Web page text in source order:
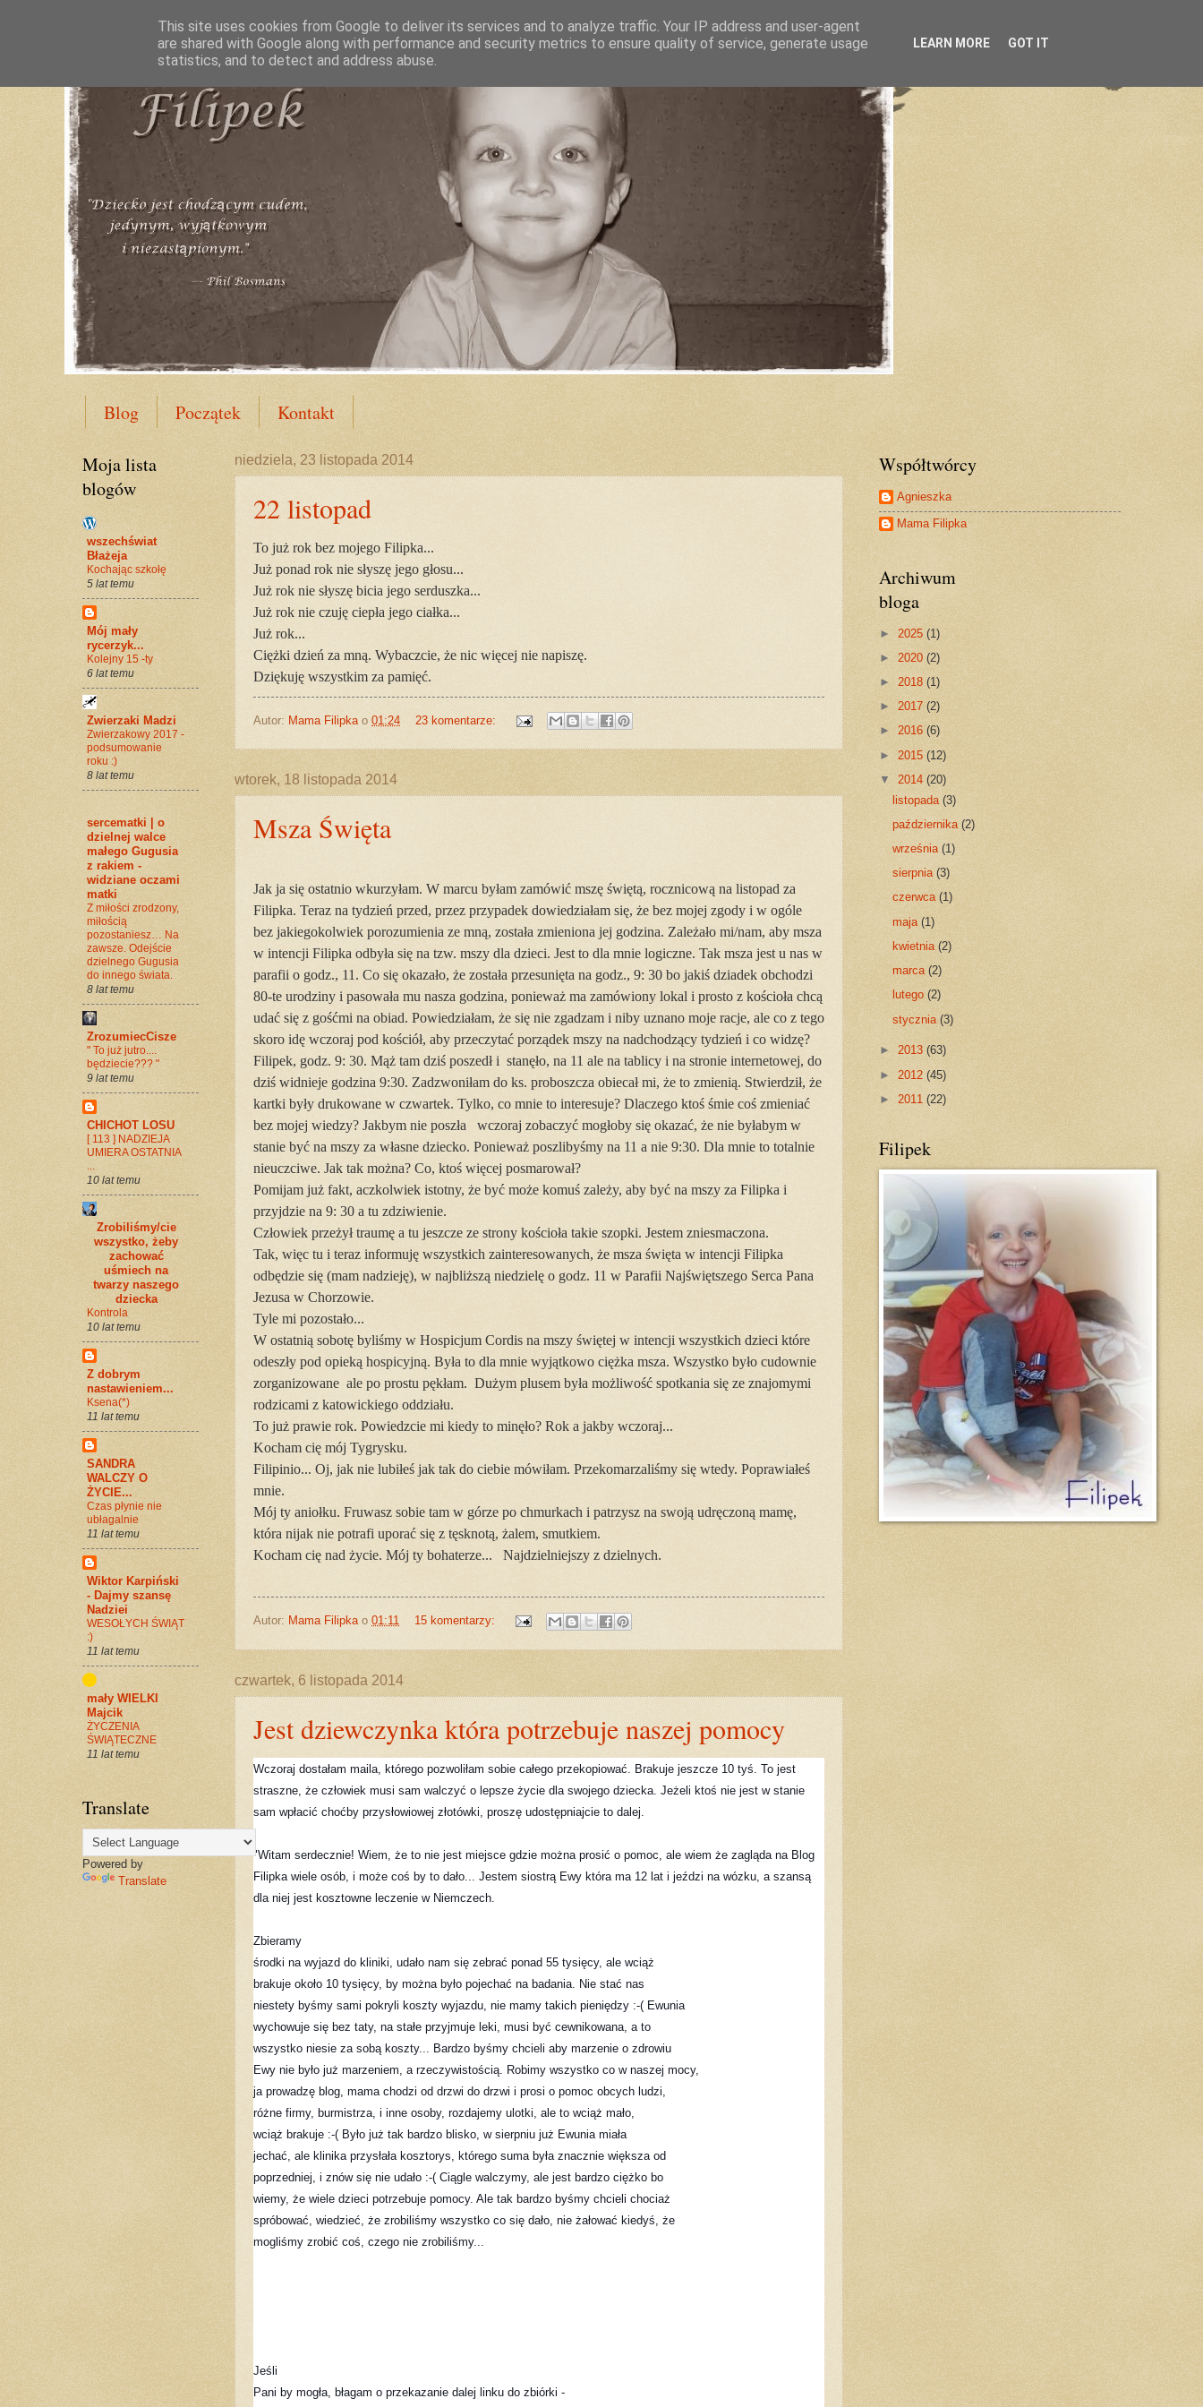
Blog Początek Kontakt
niedziela, 23 listopada 2014
22 listopad
To już rok bez mojego Filipka...
Już ponad rok nie słyszę jego głosu...
Już rok nie słyszę bicia jego serduszka...
Już rok nie czuję ciepła jego ciałka...
Już rok...
Ciężki dzień za mną. Wybaczcie, że nic więcej nie napiszę.
Dziękuję wszystkim za pamięć.
Autor: Mama Filipka o 01:24 23 komentarze:
wtorek, 18 listopada 2014
Msza Święta
Jak ja się ostatnio wkurzyłam. W marcu byłam zamówić mszę świętą, rocznicową na listopad za
Filipka. Teraz na tydzień przed, przez przypadek dowiedziałam się, że bez mojej zgody i w ogóle
bez jakiegokolwiek porozumienia ze mną, została zmieniona jej godzina. Zależało mi/nam, aby msza
w intencji Filipka odbyła się na tzw. mszy dla dzieci. Jest to dla mnie logiczne. Tak msza jest u nas w
parafii o godz., 11. Co się okazało, że została przesunięta na godz., 9: 30 bo jakiś dziadek obchodzi
80-te urodziny i pasowała mu nasza godzina, ponieważ ma zamówiony lokal i prosto z kościoła chcą
udać się z gośćmi na obiad. Powiedziałam, że się nie zgadzam i niby uznano moje racje, ale co z tego
skoro idę wczoraj pod kościół, aby przeczytać porządek mszy na nadchodzący tydzień i co widzę?
Filipek, godz. 9: 30. Mąż tam dziś poszedł i stanęło, na 11 ale na tablicy i na stronie internetowej, do
dziś widnieje godzina 9:30. Zadzwoniłam do ks. proboszcza obiecał mi, że to zmienią. Stwierdził, że
kartki były drukowane w czwartek. Tylko, co mnie to interesuje? Dlaczego ktoś śmie coś zmieniać
bez mojej wiedzy? Jakbym nie poszła wczoraj zobaczyć mogłoby się okazać, że nie byłabym w
stanie być na mszy za własne dziecko. Ponieważ poszlibyśmy na 11 a nie 9:30. Dla mnie to totalnie
nieuczciwe. Jak tak można? Co, ktoś więcej posmarował?
Pomijam już fakt, aczkolwiek istotny, że być może komuś zależy, aby być na mszy za Filipka i
przyjdzie na 9: 30 a tu zdziwienie.
Człowiek przeżył traumę a tu jeszcze ze strony kościoła takie szopki. Jestem zniesmaczona.
Tak, więc tu i teraz informuję wszystkich zainteresowanych, że msza święta w intencji Filipka
odbędzie się (mam nadzieję), w najbliższą niedzielę o godz. 11 w Parafii Najświętszego Serca Pana
Jezusa w Chorzowie.
Tyle mi pozostało...
W ostatnią sobotę byliśmy w Hospicjum Cordis na mszy świętej w intencji wszystkich dzieci które
odeszły pod opieką hospicyjną. Była to dla mnie wyjątkowo ciężka msza. Wszystko było cudownie
zorganizowane ale po prostu pękłam. Dużym plusem była możliwość spotkania się ze znajomymi
rodzicami z katowickiego oddziału.
To już prawie rok. Powiedzcie mi kiedy to minęło? Rok a jakby wczoraj...
Kocham cię mój Tygrysku.
Filipinio... Oj, jak nie lubiłeś jak tak do ciebie mówiłam. Przekomarzaliśmy się wtedy. Poprawiałeś
mnie.
Mój ty aniołku. Fruwasz sobie tam w górze po chmurkach i patrzysz na swoją udręczoną mamę,
która nijak nie potrafi uporać się z tęsknotą, żalem, smutkiem.
Kocham cię nad życie. Mój ty bohaterze... Najdzielniejszy z dzielnych.
Autor: Mama Filipka o 01:11 15 komentarzy:
czwartek, 6 listopada 2014
Jest dziewczynka która potrzebuje naszej pomocy
Wczoraj dostałam maila, którego pozwoliłam sobie całego przekopiować. Brakuje jeszcze 10 tyś. To jest
straszne, że człowiek musi sam walczyć o lepsze życie dla swojego dziecka. Jeżeli ktoś nie jest w stanie
sam wpłacić choćby przysłowiowej złotówki, proszę udostępniajcie to dalej.
"Witam serdecznie! Wiem, że to nie jest miejsce gdzie można prosić o pomoc, ale wiem że zagląda na Blog
Filipka wiele osób, i może coś by to dało... Jestem siostrą Ewy która ma 12 lat i jeździ na wózku, a szansą
dla niej jest kosztowne leczenie w Niemczech.
Zbieramy
środki na wyjazd do kliniki, udało nam się zebrać ponad 55 tysięcy, ale wciąż
brakuje około 10 tysięcy, by można było pojechać na badania. Nie stać nas
niestety byśmy sami pokryli koszty wyjazdu, nie mamy takich pieniędzy :-( Ewunia
wychowuje się bez taty, na stałe przyjmuje leki, musi być cewnikowana, a to
wszystko niesie za sobą koszty... Bardzo byśmy chcieli aby marzenie o zdrowiu
Ewy nie było już marzeniem, a rzeczywistością. Robimy wszystko co w naszej mocy,
ja prowadzę blog, mama chodzi od drzwi do drzwi i prosi o pomoc obcych ludzi,
różne firmy, burmistrza, i inne osoby, rozdajemy ulotki, ale to wciąż mało,
wciąż brakuje :-( Było już tak bardzo blisko, w sierpniu już Ewunia miała
jechać, ale klinika przysłała kosztorys, którego suma była znacznie większa od
poprzedniej, i znów się nie udało :-( Ciągle walczymy, ale jest bardzo ciężko bo
wiemy, że wiele dzieci potrzebuje pomocy. Ale tak bardzo byśmy chcieli chociaż
spróbować, wiedzieć, że zrobiliśmy wszystko co się dało, nie żałować kiedyś, że
mogliśmy zrobić coś, czego nie zrobiliśmy...
Jeśli
Moja lista
blogów
wszechświat
Błażeja
Kochając szkołę
5 lat temu
Mój mały
rycerzyk...
Kolejny 15 -ty
6 lat temu
Zwierzaki Madzi
Zwierzakowy 2017 -
podsumowanie
roku :)
8 lat temu
sercematki | o
dzielnej walce
małego Gugusia
z rakiem -
widziane oczami
matki
Z miłości zrodzony,
miłością
pozostaniesz… Na
zawsze. Odejście
dzielnego Gugusia
do innego świata.
8 lat temu
ZrozumiecCisze
" To już jutro....
będziecie??? "
9 lat temu
CHICHOT LOSU
[ 113 ] NADZIEJA
UMIERA OSTATNIA
10 lat temu
Zrobiliśmy/cie
wszystko, żeby
zachować
uśmiech na
twarzy naszego
dziecka
Kontrola
10 lat temu
Z dobrym
nastawieniem...
Ksena(*)
11 lat temu
SANDRA
WALCZY O
ŻYCIE...
Czas płynie nie
ubłagalnie
11 lat temu
Wiktor Karpiński
- Dajmy szansę
Nadziei
WESOŁYCH ŚWIĄT
:)
11 lat temu
mały WIELKI
Majcik
ŻYCZENIA
ŚWIĄTECZNE
11 lat temu
Translate
Powered by
Translate
Współtwórcy
Agnieszka
Mama Filipka
Archiwum
bloga
► 2025 (1)
► 2020 (2)
► 2018 (1)
► 2017 (2)
► 2016 (6)
► 2015 (12)
▼ 2014 (20)
listopada(3)
października(2)
września(1)
sierpnia(3)
czerwca(1)
maja(1)
kwietnia(2)
marca(2)
lutego(2)
stycznia(3)
► 2013 (63)
► 2012 (45)
► 2011 (22)
Filipek
This site uses cookies from Google to deliver its services and to analyze traffic. Your IP address and user-agent
are shared with Google along with performance and security metrics to ensure quality of service, generate usage
statistics, and to detect and address abuse.
LEARN MORE GOT IT